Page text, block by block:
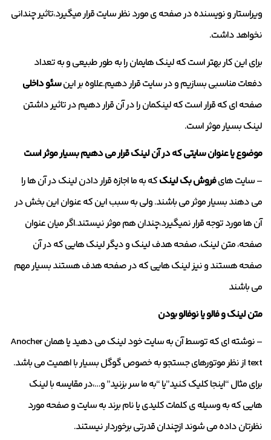
ویراستار و نویسنده در صفحه ی مورد نظر سایت قرار میگیرد،تاثیر چندانی
نخواهد داشت.
برای این کار بهتر است که لینک هایمان را به طور طبیعی و به تعداد
دفعات مناسبی بسازیم و در سایت قرار دهیم.علاوه بر اینسئو داخلی
صفحه ای که قرار است که لینکمان را در آن قرار دهیم در تاثیر داشتن
لینک بسیار موثر است.
موضوع یا عنوان سایتی که در آن لینک قرار می دهیم بسیار موثر است
– سایت هایفروش بک لینککه به ما اجازه قرار دادن لینک در آن ها را
می دهند بسیار موثر می باشند. ولی به سبب این که عنوان این بخش در
آن ها مورد توجه قرار نمیگیرد،چندان هم موثر نیستند.اگر میان عنوان
صفحه، متن لینک، صفحه هدف لینک و دیگر لینک هایی که در آن
صفحه هستند و نیز لینک هایی که در صفحه هدف هستند بسیار مهم
می باشند
متن لینک و فالو یا نوفالو بودن
– نوشته ای که توسط آن به سایت خود لینک می دهید یا همان Anocher
text از نظر موتورهای جستجو به خصوص گوگل بسیار با اهمیت می باشد.
برای مثال “اینجا کلیک کنید”یا “به ما سر بزنید” و…،در مقایسه با لینک
هایی که به وسیله ی کلمات کلیدی یا نام برند به سایت و صفحه مورد
نظرتان داده می شوند ازچندان قدرتی برخوردار نیستند.